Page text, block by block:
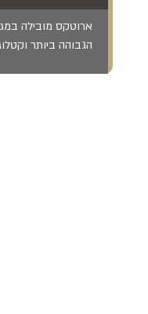
ארוטקס מובילה
הגבוהה ביותר